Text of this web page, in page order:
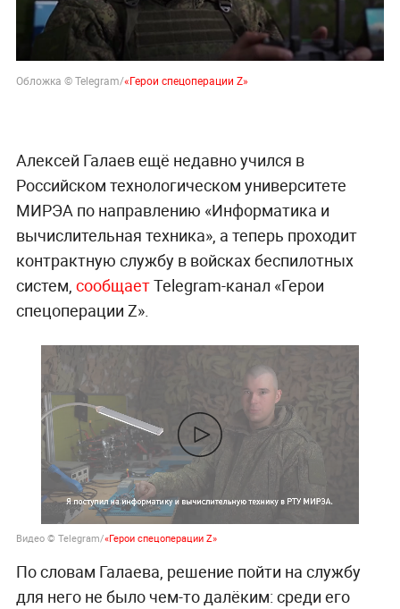
Обложка © Telegram/«Герои спецоперации Z»
Алексей Галаев ещё недавно учился в
Российском технологическом университете
МИРЭА по направлению «Информатика и
вычислительная техника», а теперь проходит
контрактную службу в войсках беспилотных
систем, сообщаетTelegram-канал «Герои
спецоперации Z».
Видео © Telegram/«Герои спецоперации Z»
По словам Галаева, решение пойти на службу
для него не было чем-то далёким: среди его